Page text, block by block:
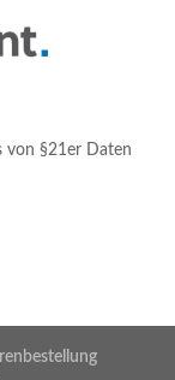
von §21er Daten